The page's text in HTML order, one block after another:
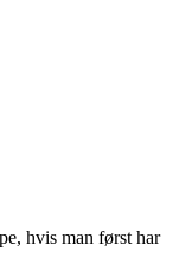
hvis man først har